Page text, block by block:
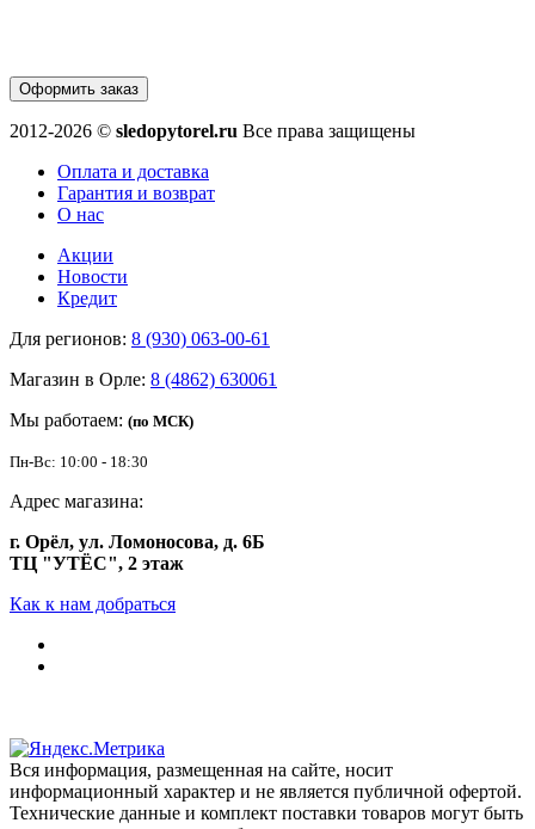
Оформить заказ
2012-2026 © sledopytorel.ru Все права защищены
Оплата и доставка
Гарантия и возврат
О нас
Акции
Новости
Кредит
Для регионов: 8 (930) 063-00-61
Магазин в Орле: 8 (4862) 630061
Мы работаем: (по МСК)
Пн-Вс: 10:00 - 18:30
Адрес магазина:
г. Орёл, ул. Ломоносова, д. 6Б
ТЦ "УТЁС", 2 этаж
Как к нам добраться
Вся информация, размещенная на сайте, носит
информационный характер и не является публичной офертой.
Технические данные и комплект поставки товаров могут быть